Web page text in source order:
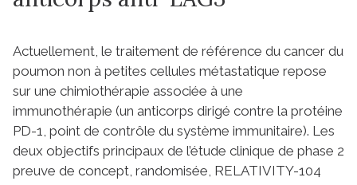
Actuellement, le traitement de référence du cancer du
poumon non à petites cellules métastatique repose
sur une chimiothérapie associée à une
immunothérapie (un anticorps dirigé contre la protéine
PD-1, point de contrôle du système immunitaire). Les
deux objectifs principaux de l’étude clinique de phase 2
preuve de concept, randomisée, RELATIVITY-104